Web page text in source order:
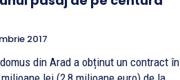
2017
din Arad a obținut un contract în